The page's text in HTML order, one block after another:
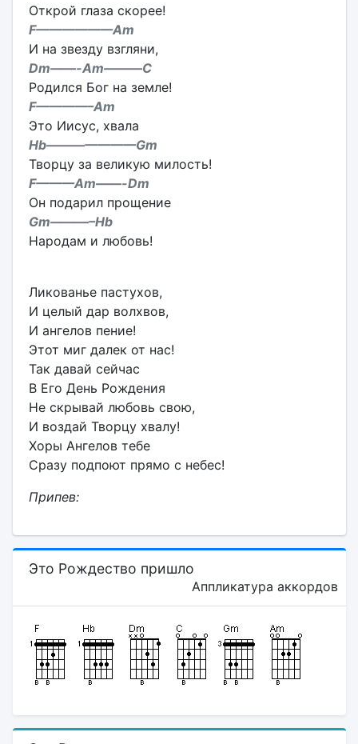
Открой глаза скорее!
F——————Am
И на звезду взгляни,
Dm——-Am———C
Родился Бог на земле!
F————–Am
Это Иисус, хвала
Hb———————Gm
Творцу за великую милость!
F———Am——-Dm
Он подарил прощение
Gm———–Hb
Народам и любовь!
Ликованье пастухов,
И целый дар волхвов,
И ангелов пение!
Этот миг далек от нас!
Так давай сейчас
В Его День Рождения
Не скрывай любовь свою,
И воздай Творцу хвалу!
Хоры Ангелов тебе
Сразу подпоют прямо с небес!
Припев:
Это Рождество пришло
Аппликатура аккордов